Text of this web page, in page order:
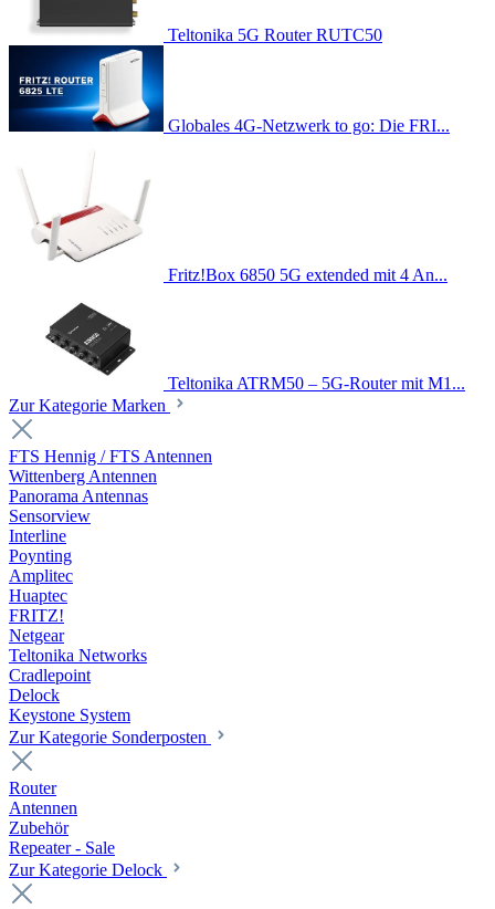
Teltonika 5G Router RUTC50
Globales 4G-Netzwerk to go: Die FRI...
Fritz!Box 6850 5G extended mit 4 An...
Teltonika ATRM50 – 5G-Router mit M1...
Zur Kategorie Marken
FTS Hennig / FTS Antennen
Wittenberg Antennen
Panorama Antennas
Sensorview
Interline
Poynting
Amplitec
Huaptec
FRITZ!
Netgear
Teltonika Networks
Cradlepoint
Delock
Keystone System
Zur Kategorie Sonderposten
Router
Antennen
Zubehör
Repeater - Sale
Zur Kategorie Delock